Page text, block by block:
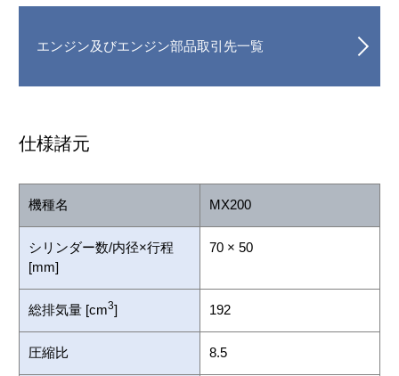
エンジン及びエンジン部品取引先一覧
仕様諸元
機種名 MX200
シリンダー数/内径×行程
[mm]
70 × 50
総排気量 [cm3] 192
圧縮比 8.5